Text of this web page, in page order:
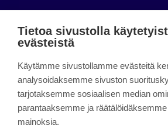
päättynyt 11.9.2023.
About the site
Käyttöehdot
Tietoa sivustolla
evästeistä
Käytämme sivustollamme evästeitä
analysoidaksemme sivuston
tarjotaksemme sosiaalisen median
parantaaksemme ja
mainoksia.